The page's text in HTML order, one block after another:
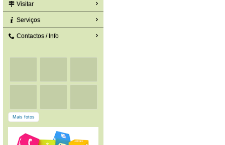
Visitar
Serviços
Contactos / Info
Mais fotos